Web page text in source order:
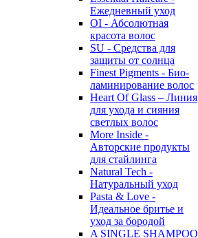
Eжедневный уход
OI - Абсолютная
красота волос
SU - Средства для
защиты от солнца
Finest Pigments - Био-
ламинирование волос
Heart Of Glass – Линия
для ухода и сияния
светлых волос
More Inside -
Авторские продукты
для стайлинга
Natural Tech -
Натуральный уход
Pasta & Love -
Идеальное бритье и
уход за бородой
A SINGLE SHAMPOO